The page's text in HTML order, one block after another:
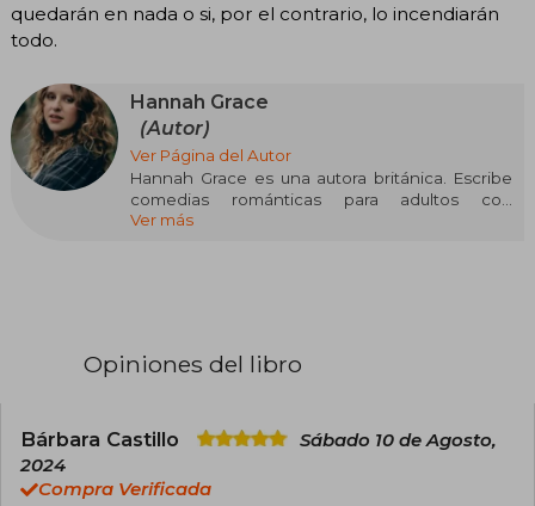
quedarán en nada o si, por el contrario, lo incendiarán
todo.
Hannah Grace
(Autor)
Ver Página del Autor
Hannah Grace es una autora británica. Escribe
comedias románticas para adultos con
protagonistas que esconden una pequeña
montaña de lecturas pendientes. Es la autora de
novela es En las nubes, la tercera entrega de la
Ver más
Opiniones del libro
Bárbara Castillo
Sábado 10 de Agosto,
2024
Compra Verificada